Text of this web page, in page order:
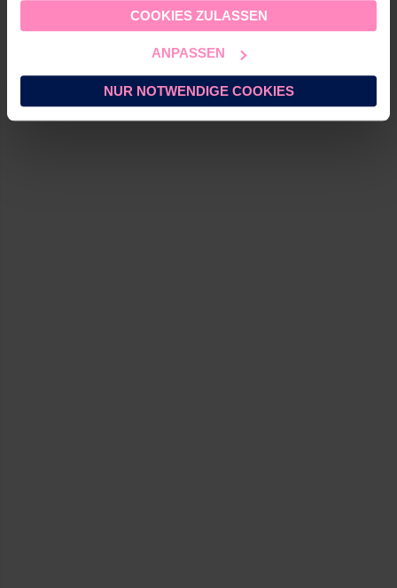
dieser Daten sind im CH-US Data Privacy Framework
(DPF) gelistet, dass ein angemessenes
Datenschutzniveau gewährleistet. Für nicht zertifizierte
EU‑Standardvertragsklauseln mit CH‑Ergänzungen) ein.
Sie könnenalle Cookies akzeptierenodernur
COOKIES ZULASSEN
ANPASSEN
NUR NOTWENDIGE COOKIES
AQA drink PET-Flasche - 0.5 L
CHF 7.50